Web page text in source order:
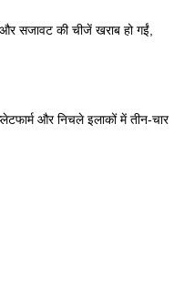
सजावट की चीजें खराब हो गईं,
और निचले इलाकों में तीन-चार